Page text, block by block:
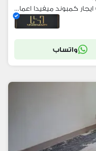
افضل سعر شقة 3نوم مطبخ و تكيفات ايجار كمبوند ميفيدا اعمار التجمع القاهرة الجديدة Apartment rent Mivida Emaar
واتساب